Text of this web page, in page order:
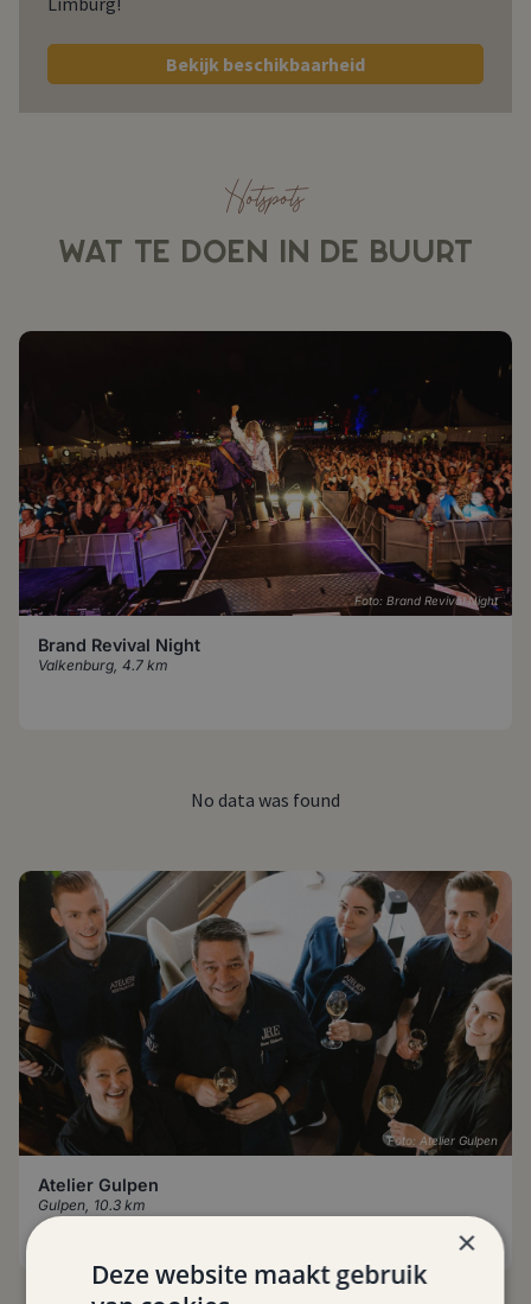
Bekijk beschikbaarheid
Hotspots
WAT TE DOEN IN DE BUURT
Foto: Brand Revival Night
Brand Revival Night
Valkenburg, 4.7 km
No data was found
Foto: Atelier Gulpen
Atelier Gulpen
Gulpen, 10.3 km
×
Deze website maakt gebruik